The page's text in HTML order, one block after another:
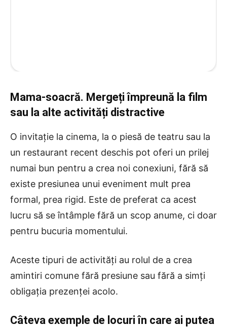
Mama-soacră. Mergeți împreună la film
sau la alte activități distractive
O invitație la cinema, la o piesă de teatru sau la
un restaurant recent deschis pot oferi un prilej
numai bun pentru a crea noi conexiuni, fără să
existe presiunea unui eveniment mult prea
formal, prea rigid. Este de preferat ca acest
lucru să se întâmple fără un scop anume, ci doar
pentru bucuria momentului.
Aceste tipuri de activități au rolul de a crea
amintiri comune fără presiune sau fără a simți
obligația prezenței acolo.
Câteva exemple de locuri în care ai putea